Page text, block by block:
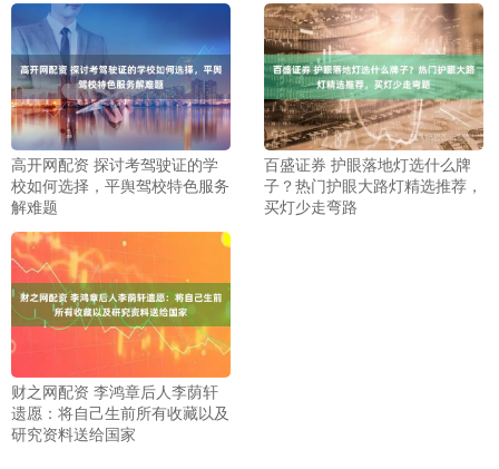
高开网配资 探讨考驾驶证的学
校如何选择，平舆驾校特色服务
解难题
百盛证券 护眼落地灯选什么牌
子？热门护眼大路灯精选推荐，
买灯少走弯路
财之网配资 李鸿章后人李荫轩
遗愿：将自己生前所有收藏以及
研究资料送给国家